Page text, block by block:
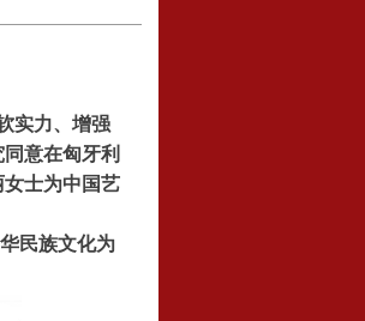
实力、增强
意在匈牙利
士为中国艺
民族文化为